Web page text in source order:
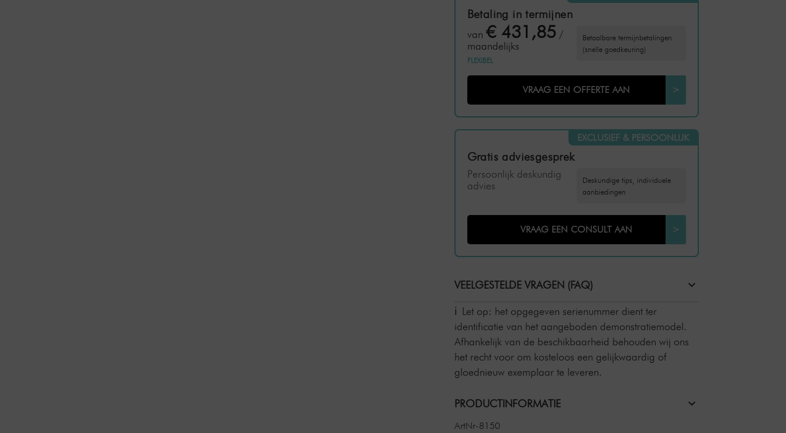
Betaling in termijnen
Betaalbare termijnbetalingen
(snelle goedkeuring)
van € 431,85 /
maandelijks
FLEXIBEL
VRAAG EEN OFFERTE AAN >
EXCLUSIEF & PERSOONLIJK
Gratis adviesgesprek
Deskundige tips, individuele
aanbiedingen
Persoonlijk deskundig
advies
VRAAG EEN CONSULT AAN >
VEELGESTELDE VRAGEN (FAQ)
Let op: het opgegeven serienummer dient ter
identificatie van het aangeboden demonstratiemodel.
Afhankelijk van de beschikbaarheid behouden wij ons
het recht voor om kosteloos een gelijkwaardig of
gloednieuw exemplaar te leveren.
PRODUCTINFORMATIE
ArtNr-8150